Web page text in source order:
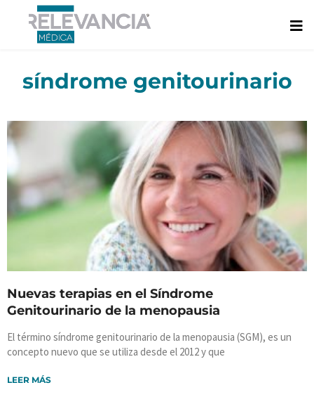
contenido
síndrome genitourinario
Nuevas terapias en el Síndrome
Genitourinario de la menopausia
El término síndrome genitourinario de la menopausia (SGM), es un
concepto nuevo que se utiliza desde el 2012 y que
LEER MÁS